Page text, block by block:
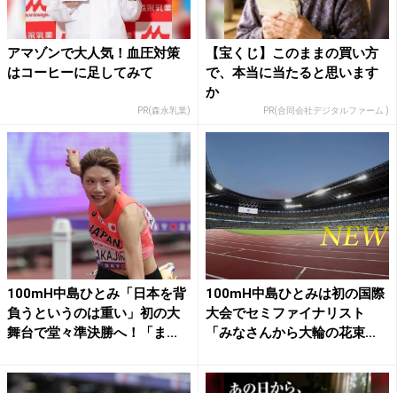
アマゾンで大人気！血圧対策
はコーヒーに足してみて
PR(森永乳業)
【宝くじ】このままの買い方
で、本当に当たると思います
か
PR(合同会社デジタルファーム )
100mH中島ひとみ「日本を背
負うというのは重い」初の大
舞台で堂々準決勝へ！「ま...
100mH中島ひとみは初の国際
大会でセミファイナリスト
「みなさんから大輪の花束...